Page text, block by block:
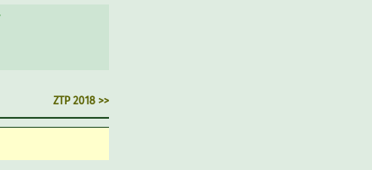
ZTP 2018 >>